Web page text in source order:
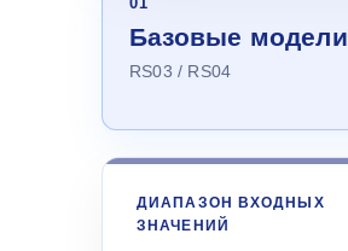
Базовые модели
RS03 / RS04
ДИАПАЗОН ВХОДНЫХ
ЗНАЧЕНИЙ